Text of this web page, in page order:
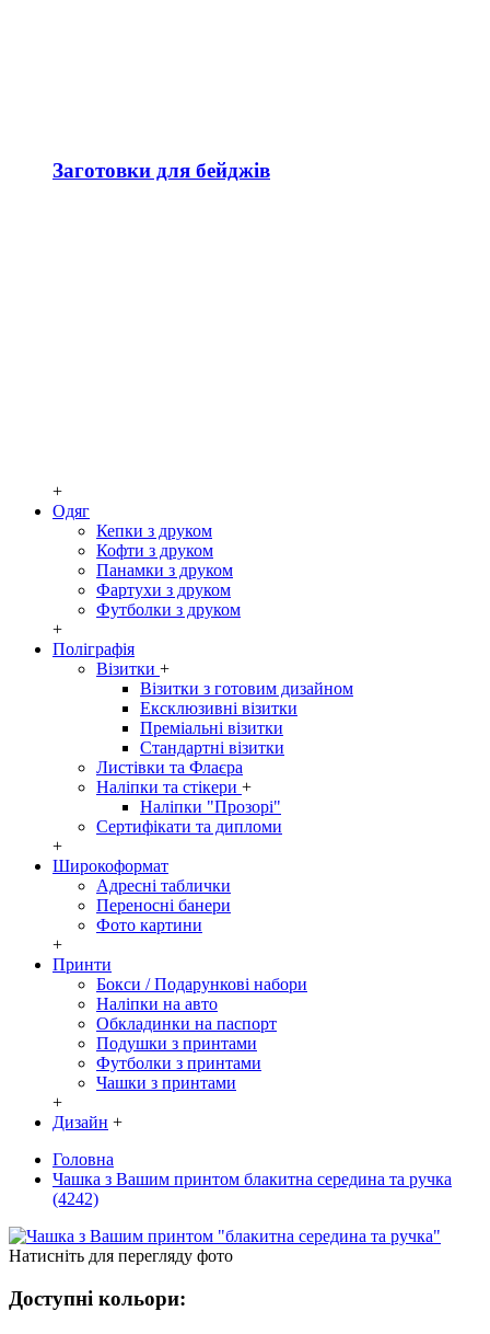
Заготовки для бейджів
+
Одяг
Кепки з друком
Кофти з друком
Панамки з друком
Фартухи з друком
Футболки з друком
+
Поліграфія
Візитки +
Візитки з готовим дизайном
Ексклюзивні візитки
Преміальні візитки
Стандартні візитки
Листівки та Флаєра
Наліпки та стікери +
Наліпки "Прозорі"
Сертифікати та дипломи
+
Широкоформат
Адресні таблички
Переносні банери
Фото картини
+
Принти
Бокси / Подарункові набори
Наліпки на авто
Обкладинки на паспорт
Подушки з принтами
Футболки з принтами
Чашки з принтами
+
Дизайн +
Головна
Чашка з Вашим принтом блакитна середина та ручка
(4242)
Натисніть для перегляду фото
Доступні кольори: